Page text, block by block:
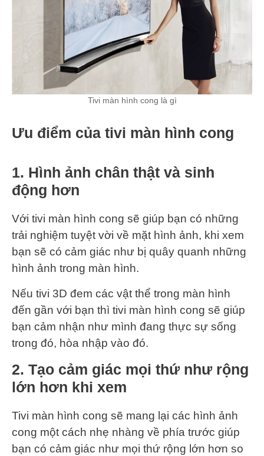
Tivi màn hình cong là gì
Ưu điểm của tivi màn hình cong
1. Hình ảnh chân thật và sinh
động hơn
Với tivi màn hình cong sẽ giúp bạn có những
trải nghiệm tuyệt vời về mặt hình ảnh, khi xem
bạn sẽ có cảm giác như bị quây quanh những
hình ảnh trong màn hình.
Nếu tivi 3D đem các vật thể trong màn hình
đến gần với bạn thì tivi màn hình cong sẽ giúp
bạn cảm nhận như mình đang thực sự sống
trong đó, hòa nhập vào đó.
2. Tạo cảm giác mọi thứ như rộng
lớn hơn khi xem
Tivi màn hình cong sẽ mang lại các hình ảnh
cong một cách nhẹ nhàng về phía trước giúp
bạn có cảm giác như mọi thứ rộng lớn hơn so